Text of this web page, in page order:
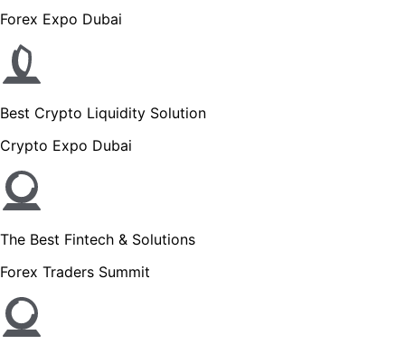
Forex Expo Dubai
Best Crypto Liquidity Solution
Crypto Expo Dubai
The Best Fintech & Solutions
Forex Traders Summit